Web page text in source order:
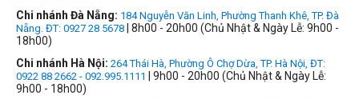
Chi nhánh Đà Nẵng: 184 Nguyễn Văn Linh, Phường Thanh Khê, TP. Đà
Nẵng. ĐT: 0927 28 5678 | 8h00 - 20h00 (Chủ Nhật & Ngày Lễ: 9h00 -
18h00)
Chi nhánh Hà Nội: 264 Thái Hà, Phường Ô Chợ Dừa, TP. Hà Nội, ĐT:
0922 88 2662 - 092.995.1111
| 9h00 - 20h00 (Chủ Nhật & Ngày Lễ:
9h00 - 18h00)